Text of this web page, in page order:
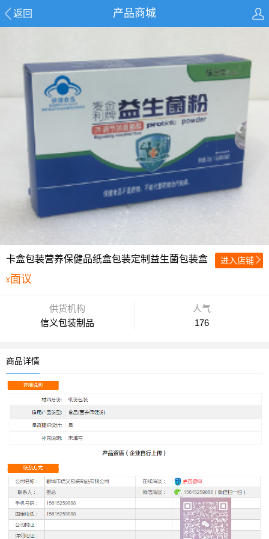
返回 产品商城
卡盒包装营养保健品纸盒包装定制益生菌包装盒
¥面议
进入店铺
供货机构
信义包装制品
人气
176
商品详情